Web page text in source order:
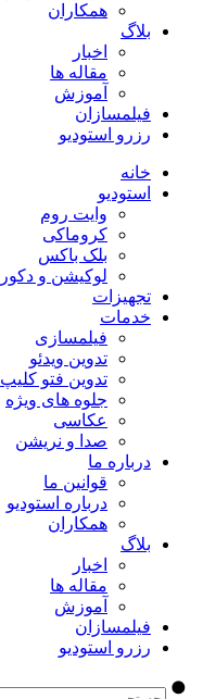
همکاران
بلاگ
اخبار
مقاله ها
آموزش
فیلمسازان
رزرو استودیو
خانه
استودیو
وایت روم
کروماکی
بلک باکس
لوکیشن و دکور
تجهیزات
خدمات
فیلمسازی
تدوین ویدئو
تدوین فتو کلیپ
جلوه های ویژه
عکاسی
صدا و نریشن
درباره ما
قوانین ما
درباره استودیو
همکاران
بلاگ
اخبار
مقاله ها
آموزش
فیلمسازان
رزرو استودیو